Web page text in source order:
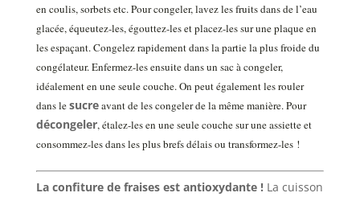
en coulis, sorbets etc. Pour congeler, lavez les fruits dans de l’eau
glacée, équeutez-les, égouttez-les et placez-les sur une plaque en
les espaçant. Congelez rapidement dans la partie la plus froide du
congélateur. Enfermez-les ensuite dans un sac à congeler,
idéalement en une seule couche. On peut également les rouler
dans lesucreavant de les congeler de la même manière. Pour
décongeler, étalez-les en une seule couche sur une assiette et
consommez-les dans les plus brefs délais ou transformez-les !
La confiture de fraises est antioxydante !La cuisson